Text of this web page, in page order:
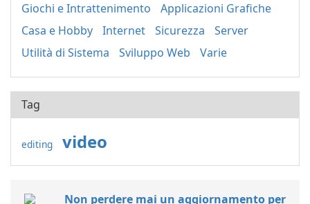
Giochi e Intrattenimento
Applicazioni Grafiche
Casa e Hobby
Internet Sicurezza
Server
Utilità di Sistema
Sviluppo Web Varie
Tag
editing video
Non perdere mai un aggiornamento per